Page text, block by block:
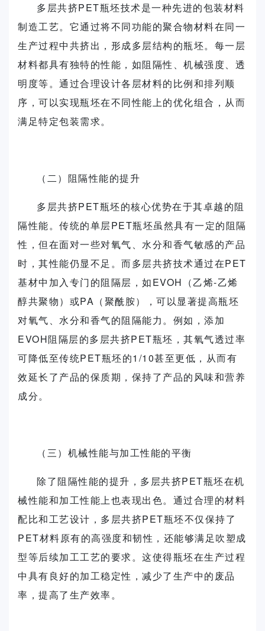
多层共挤PET瓶坯技术是一种先进的包装材料
制造工艺。它通过将不同功能的聚合物材料在同一
生产过程中共挤出，形成多层结构的瓶坯。每一层
材料都具有独特的性能，如阻隔性、机械强度、透
明度等。通过合理设计各层材料的比例和排列顺
序，可以实现瓶坯在不同性能上的优化组合，从而
满足特定包装需求。
（二）阻隔性能的提升
多层共挤PET瓶坯的核心优势在于其卓越的阻
隔性能。传统的单层PET瓶坯虽然具有一定的阻隔
性，但在面对一些对氧气、水分和香气敏感的产品
时，其性能仍显不足。而多层共挤技术通过在PET
基材中加入专门的阻隔层，如EVOH（乙烯-乙烯
醇共聚物）或PA（聚酰胺），可以显著提高瓶坯
对氧气、水分和香气的阻隔能力。例如，添加
EVOH阻隔层的多层共挤PET瓶坯，其氧气透过率
可降低至传统PET瓶坯的1/10甚至更低，从而有
效延长了产品的保质期，保持了产品的风味和营养
成分。
（三）机械性能与加工性能的平衡
除了阻隔性能的提升，多层共挤PET瓶坯在机
械性能和加工性能上也表现出色。通过合理的材料
配比和工艺设计，多层共挤PET瓶坯不仅保持了
PET材料原有的高强度和韧性，还能够满足吹塑成
型等后续加工工艺的要求。这使得瓶坯在生产过程
中具有良好的加工稳定性，减少了生产中的废品
率，提高了生产效率。